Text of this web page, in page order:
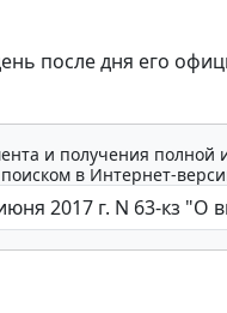
после дня его
и получения
в Интернет-